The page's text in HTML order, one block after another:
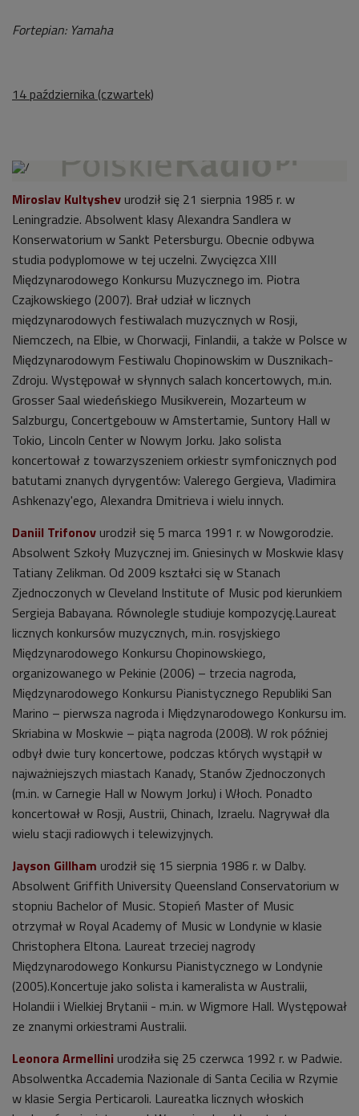
Fortepian: Yamaha
14 października (czwartek)
Miroslav Kultyshev urodził się 21 sierpnia 1985 r. w
Leningradzie. Absolwent klasy Alexandra Sandlera w
Konserwatorium w Sankt Petersburgu. Obecnie odbywa
studia podyplomowe w tej uczelni. Zwycięzca XIII
Międzynarodowego Konkursu Muzycznego im. Piotra
Czajkowskiego (2007). Brał udział w licznych
międzynarodowych festiwalach muzycznych w Rosji,
Niemczech, na Elbie, w Chorwacji, Finlandii, a także w Polsce w
Międzynarodowym Festiwalu Chopinowskim w Dusznikach-
Zdroju. Występował w słynnych salach koncertowych, m.in.
Grosser Saal wiedeńskiego Musikverein, Mozarteum w
Salzburgu, Concertgebouw w Amstertamie, Suntory Hall w
Tokio, Lincoln Center w Nowym Jorku. Jako solista
koncertował z towarzyszeniem orkiestr symfonicznych pod
batutami znanych dyrygentów: Valerego Gergieva, Vladimira
Ashkenazy'ego, Alexandra Dmitrieva i wielu innych.
Daniil Trifonov urodził się 5 marca 1991 r. w Nowgorodzie.
Absolwent Szkoły Muzycznej im. Gniesinych w Moskwie klasy
Tatiany Zelikman. Od 2009 kształci się w Stanach
Zjednoczonych w Cleveland Institute of Music pod kierunkiem
Sergieja Babayana. Równolegle studiuje kompozycję.Laureat
licznych konkursów muzycznych, m.in. rosyjskiego
Międzynarodowego Konkursu Chopinowskiego,
organizowanego w Pekinie (2006) – trzecia nagroda,
Międzynarodowego Konkursu Pianistycznego Republiki San
Marino – pierwsza nagroda i Międzynarodowego Konkursu im.
Skriabina w Moskwie – piąta nagroda (2008). W rok później
odbył dwie tury koncertowe, podczas których wystąpił w
najważniejszych miastach Kanady, Stanów Zjednoczonych
(m.in. w Carnegie Hall w Nowym Jorku) i Włoch. Ponadto
koncertował w Rosji, Austrii, Chinach, Izraelu. Nagrywał dla
wielu stacji radiowych i telewizyjnych.
Jayson Gillham urodził się 15 sierpnia 1986 r. w Dalby.
Absolwent Griffith University Queensland Conservatorium w
stopniu Bachelor of Music. Stopień Master of Music
otrzymał w Royal Academy of Music w Londynie w klasie
Christophera Eltona. Laureat trzeciej nagrody
Międzynarodowego Konkursu Pianistycznego w Londynie
(2005).Koncertuje jako solista i kameralista w Australii,
Holandii i Wielkiej Brytanii - m.in. w Wigmore Hall. Występował
ze znanymi orkiestrami Australii.
Leonora Armellini urodziła się 25 czerwca 1992 r. w Padwie.
Absolwentka Accademia Nazionale di Santa Cecilia w Rzymie
w klasie Sergia Perticaroli. Laureatka licznych włoskich